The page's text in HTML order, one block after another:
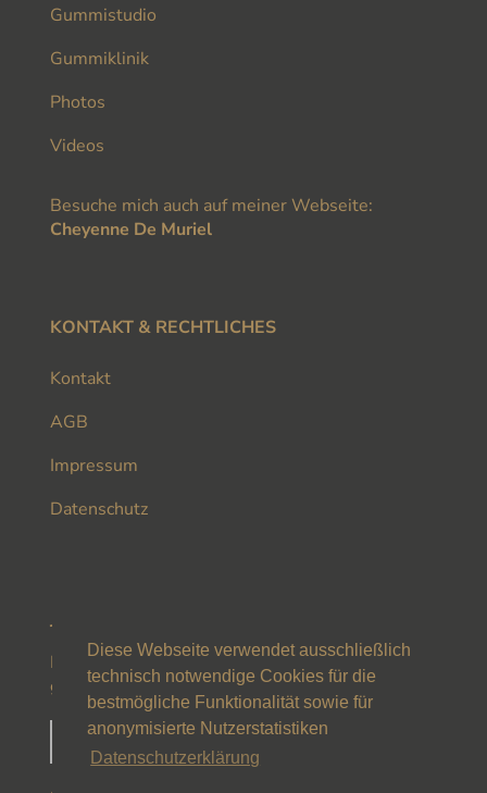
Diese Webseite verwendet ausschließlich
technisch notwendige Cookies für die
bestmögliche Funktionalität sowie für
anonymisierte Nutzerstatistiken
Datenschutzerklärung
JUGENDSCHUTZ
Diese Webseite ist mit dem JuSProg-Label
gekennzeichnet
Gummistudio
Gummiklinik
Photos
Videos
Besuche mich auch auf meiner Webseite:
Cheyenne De Muriel
KONTAKT & RECHTLICHES
Kontakt
AGB
Impressum
Datenschutz